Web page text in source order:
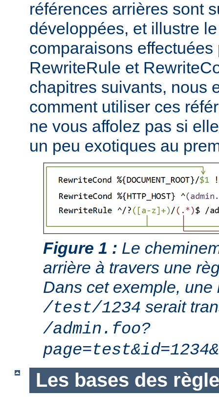
références arrières sont
développées, et illustre
comparaisons
RewriteRule et
chapitres suivants, nous
comment utiliser ces
ne vous affolez pas si
un peu exotiques au
Figure 1 : Le
arrière à travers une
Dans cet exemple, une
/test/1234 serait
/admin.foo?
Les bases des